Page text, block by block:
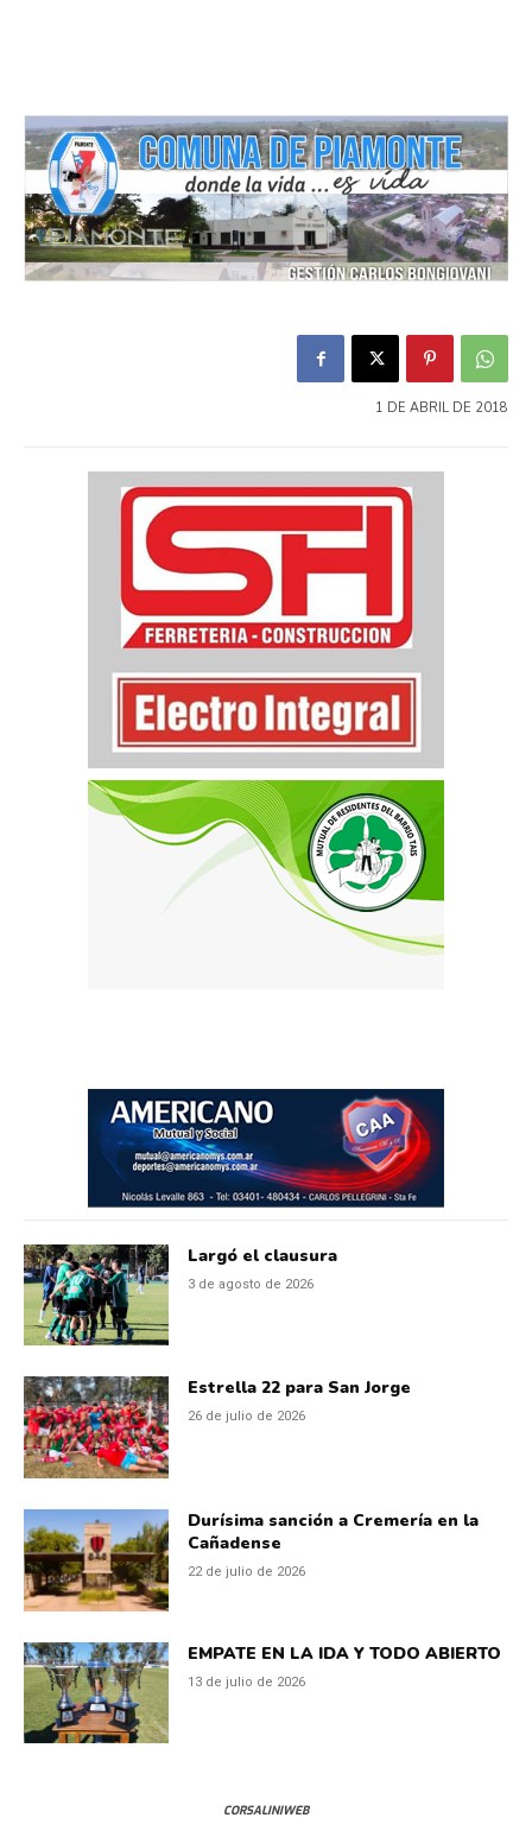
1 DE ABRIL DE 2018
Largó el clausura
3 de agosto de 2026
Estrella 22 para San Jorge
26 de julio de 2026
Durísima sanción a Cremería en la
Cañadense
22 de julio de 2026
EMPATE EN LA IDA Y TODO ABIERTO
13 de julio de 2026
CORSALINIWEB